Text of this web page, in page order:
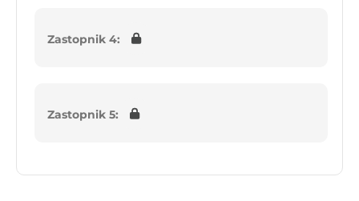
Zastopnik 4:
Zastopnik 5: